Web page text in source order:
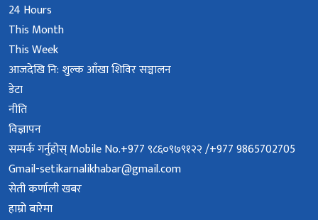
24 Hours
This Month
This Week
आजदेखि नि: शुल्क आँखा शिविर सञ्चालन
डेटा
नीति
विज्ञापन
सम्पर्क गर्नुहोस् Mobile No.+977 ९८६०९७९१२२ /+977 9865702705
Gmail-setikarnalikhabar@gmail.com
सेती कर्णाली खबर
हाम्रो बारेमा